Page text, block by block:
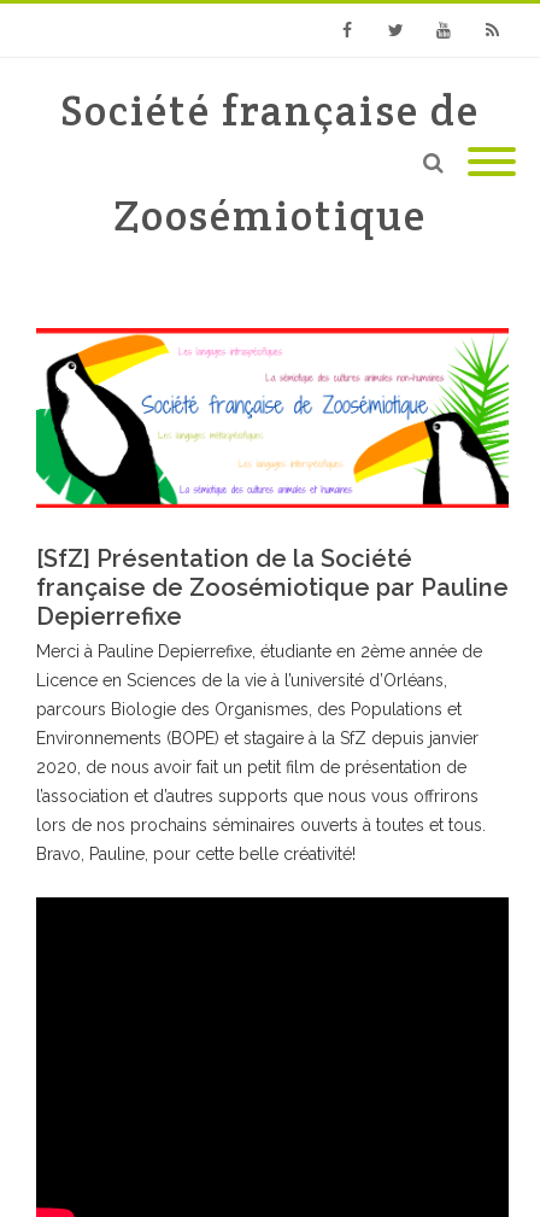
Société française de
Zoosémiotique
[SfZ] Présentation de la Société
française de Zoosémiotique par Pauline
Depierrefixe
Merci à Pauline Depierrefixe, étudiante en 2ème année de
Licence en Sciences de la vie à l’université d’Orléans,
parcours Biologie des Organismes, des Populations et
Environnements (BOPE) et stagaire à la SfZ depuis janvier
2020, de nous avoir fait un petit film de présentation de
l’association et d’autres supports que nous vous offrirons
lors de nos prochains séminaires ouverts à toutes et tous.
Bravo, Pauline, pour cette belle créativité!